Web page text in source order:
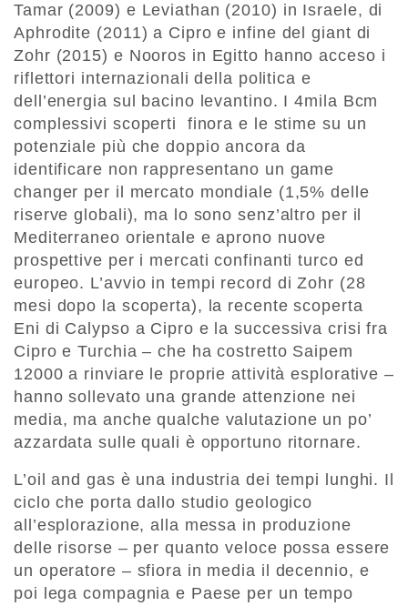
Tamar (2009) e Leviathan (2010) in Israele, di
Aphrodite (2011) a Cipro e infine del giant di
Zohr (2015) e Nooros in Egitto hanno acceso i
riflettori internazionali della politica e
dell’energia sul bacino levantino. I 4mila Bcm
complessivi scoperti finora e le stime su un
potenziale più che doppio ancora da
identificare non rappresentano un game
changer per il mercato mondiale (1,5% delle
riserve globali), ma lo sono senz’altro per il
Mediterraneo orientale e aprono nuove
prospettive per i mercati confinanti turco ed
europeo. L’avvio in tempi record di Zohr (28
mesi dopo la scoperta), la recente scoperta
Eni di Calypso a Cipro e la successiva crisi fra
Cipro e Turchia – che ha costretto Saipem
12000 a rinviare le proprie attività esplorative –
hanno sollevato una grande attenzione nei
media, ma anche qualche valutazione un po’
azzardata sulle quali è opportuno ritornare.
L’oil and gas è una industria dei tempi lunghi. Il
ciclo che porta dallo studio geologico
all’esplorazione, alla messa in produzione
delle risorse – per quanto veloce possa essere
un operatore – sfiora in media il decennio, e
poi lega compagnia e Paese per un tempo